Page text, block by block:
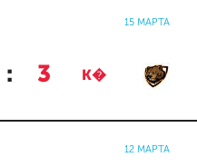
15 МАРТА
: 3 К�
12 МАРТА